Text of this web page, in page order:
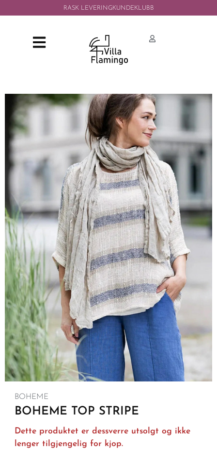
RASK LEVERINGKUNDEKLUBB
BOHEME
BOHEME TOP STRIPE
Dette produktet er dessverre utsolgt og ikke
lenger tilgjengelig for kjop.